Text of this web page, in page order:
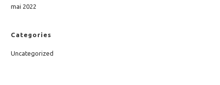
mai 2022
Categories
Uncategorized